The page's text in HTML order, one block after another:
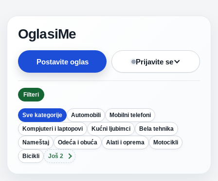
OglasiMe
Postavite oglas Prijavite se
Filteri
Sve kategorije Automobili
Mobilni telefoni
Kompjuteri i laptopovi
Kućni ljubimci
Bela tehnika
Nameštaj
Odeća i obuća Alati i oprema
Motocikli
Bicikli
Još 2